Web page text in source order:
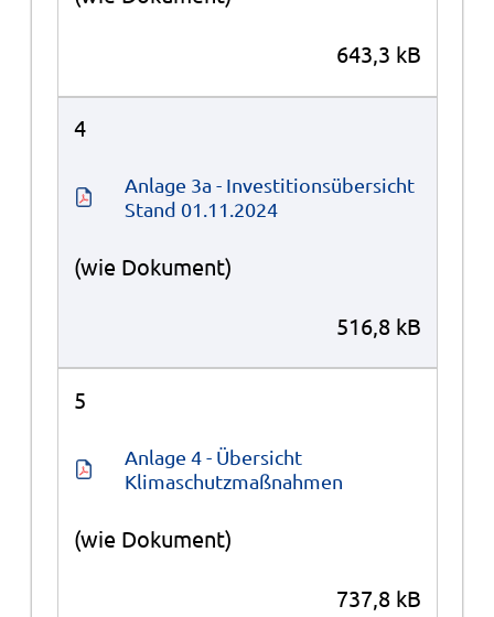
643,3 kB
4
Anlage 3a - Investitionsübersicht
Stand 01.11.2024
(wie Dokument)
516,8 kB
5
Anlage 4 - Übersicht
Klimaschutzmaßnahmen
(wie Dokument)
737,8 kB